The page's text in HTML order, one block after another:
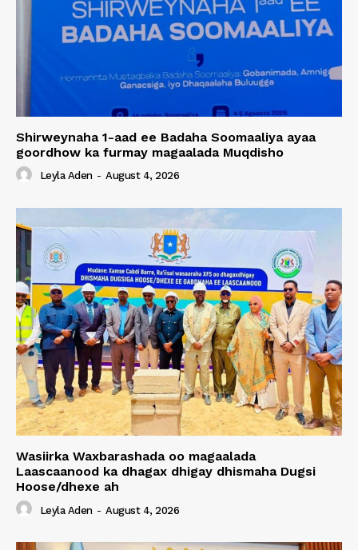
Shirweynaha 1-aad ee Badaha Soomaaliya ayaa
goordhow ka furmay magaalada Muqdisho
Leyla Aden - August 4, 2026
Wasiirka Waxbarashada oo magaalada
Laascaanood ka dhagax dhigay dhismaha Dugsi
Hoose/dhexe ah
Leyla Aden - August 4, 2026